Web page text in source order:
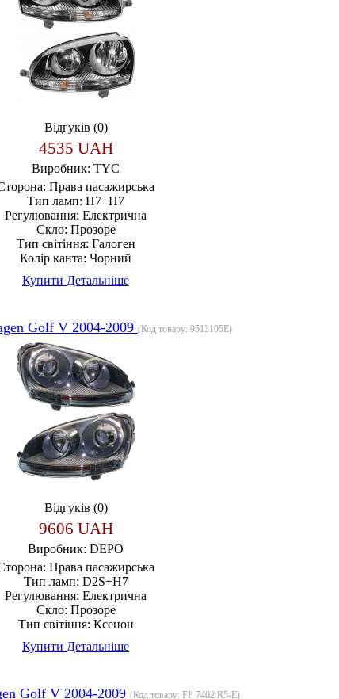
Відгуків (0)
4535 UAH
Виробник: TYC
Права пасажирська
Тип ламп: H7+H7
Регулювання: Електрична
Скло: Прозоре
Тип світіння: Галоген
Колір канта: Чорний
Купити Детальніше
Golf V 2004-2009 (Код товару: 9513105E)
Відгуків (0)
9606 UAH
Виробник: DEPO
Права пасажирська
Тип ламп: D2S+H7
Регулювання: Електрична
Скло: Прозоре
Тип світіння: Ксенон
Купити Детальніше
Golf V 2004-2009 (Код товару: FP 7402 R5-E)